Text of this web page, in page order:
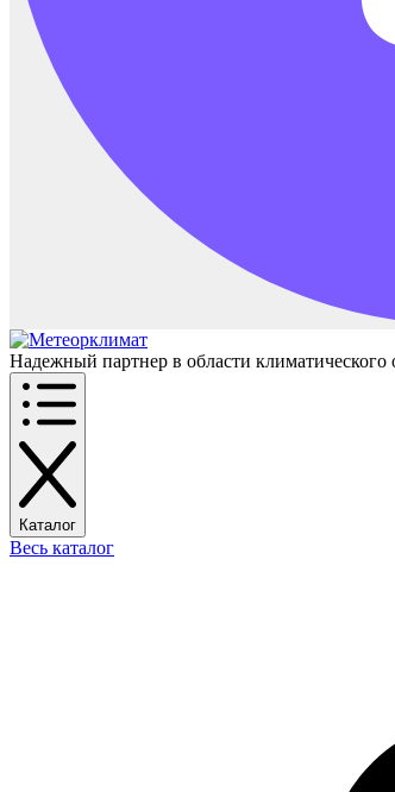
Надежный партнер в области климатического
Каталог
Весь каталог